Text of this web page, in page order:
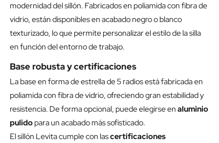
modernidad del sillón. Fabricados en poliamida con fibra de
vidrio, están disponibles en acabado negro o blanco
texturizado, lo que permite personalizar el estilo de la silla
en función del entorno de trabajo.
Base robusta y certificaciones
La base en forma de estrella de 5 radios está fabricada en
poliamida con fibra de vidrio, ofreciendo gran estabilidad y
resistencia. De forma opcional, puede elegirse enaluminio
pulidopara un acabado más sofisticado.
El sillón Levita cumple con lascertificaciones